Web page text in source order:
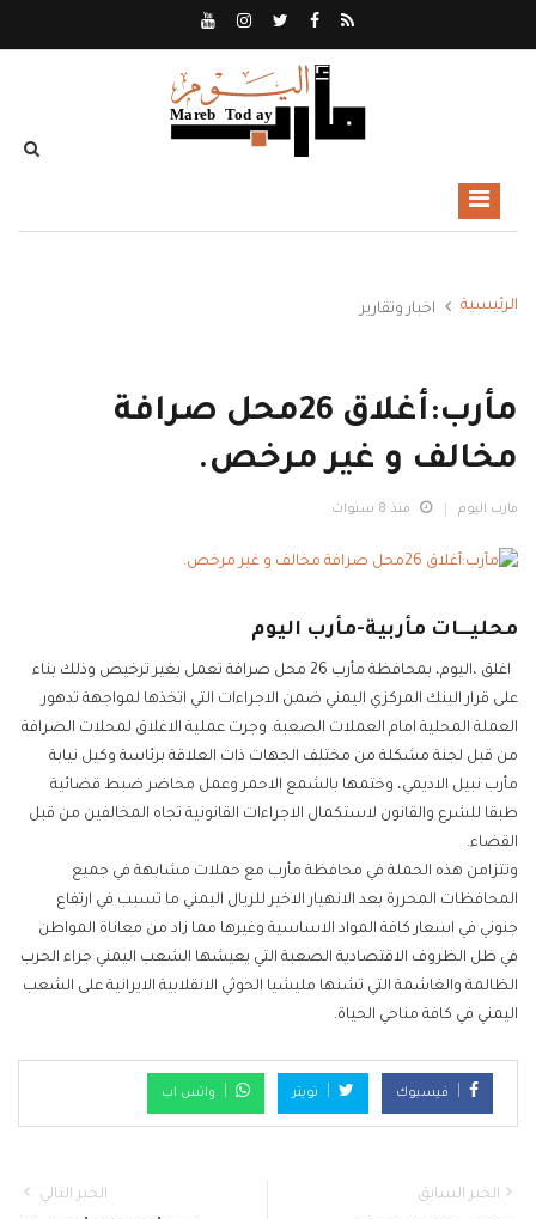
الرئيسية اخبار وتقارير
مأرب:أغلاق 26محل صرافة
مخالف و غير مرخص.
مارب اليوم منذ 8 سنوات
محليـــات مأربية-مأرب اليوم
اغلق ،اليوم، بمحافظة مأرب 26 محل صرافة تعمل بغير ترخيص وذلك بناء
على قرار البنك المركزي اليمني ضمن الاجراءات التي اتخذها لمواجهة تدهور
العملة المحلية امام العملات الصعبة. وجرت عملية الاغلاق لمحلات الصرافة
من قبل لجنة مشكلة من مختلف الجهات ذات العلاقة برئاسة وكيل نيابة
مأرب نبيل الاديمي، وختمها بالشمع الاحمر وعمل محاضر ضبط قضائية
طبقا للشرع والقانون لاستكمال الاجراءات القانونية تجاه المخالفين من قبل
القضاء.
وتتزامن هذه الحملة في محافظة مأرب مع حملات مشابهة في جميع
المحافظات المحررة بعد الانهيار الاخير للريال اليمني ما تسبب في ارتفاع
جنوني في اسعار كافة المواد الاساسية وغيرها مما زاد من معاناة المواطن
في ظل الظروف الاقتصادية الصعبة التي يعيشها الشعب اليمني جراء الحرب
الظالمة والغاشمة التي تشنها مليشيا الحوثي الانقلابية الايرانية على الشعب
اليمني في كافة مناحي الحياة.
فيسبوك تويتر واتس اب
الخبر السابق الخبر التالي